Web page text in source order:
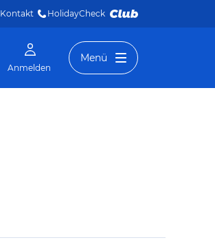
Kontakt HolidayCheck
Anmelden
Menü